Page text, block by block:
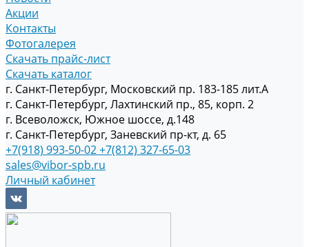
Акции
Контакты
Фотогалерея
Скачать прайс-лист
Скачать каталог
г. Санкт-Петербург, Московский пр. 183-185 лит.А
г. Санкт-Петербург, Лахтинский пр., 85, корп. 2
г. Всеволожск, Южное шоссе, д.148
г. Санкт-Петербург, Заневский пр-кт, д. 65
+7(918) 993-50-02+7(812) 327-65-03
sales@vibor-spb.ru
Личный кабинет